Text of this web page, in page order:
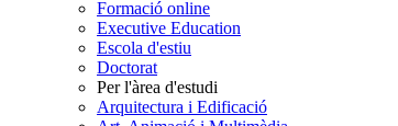
Formació online
Executive Education
Escola d'estiu
Doctorat
Per l'àrea d'estudi
Arquitectura i Edificació